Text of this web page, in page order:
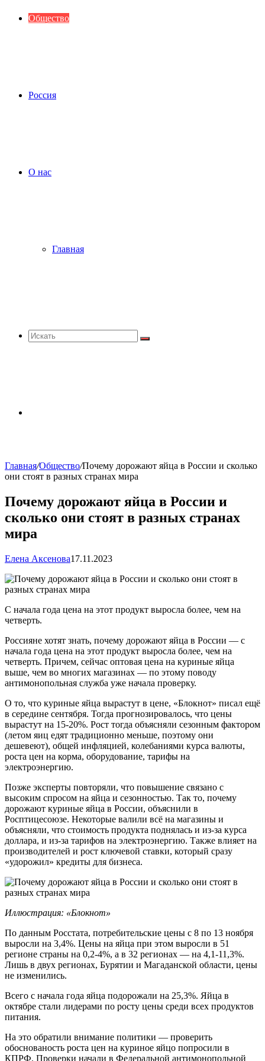
Общество
Россия
О нас
Главная
Искать
Главная/Общество/Почему дорожают яйца в России и сколько
они стоят в разных странах мира
Почему дорожают яйца в России и
сколько они стоят в разных странах
мира
Елена Аксенова17.11.2023
С начала года цена на этот продукт выросла более, чем на
четверть.
Россияне хотят знать, почему дорожают яйца в России — с
начала года цена на этот продукт выросла более, чем на
четверть. Причем, сейчас оптовая цена на куриные яйца
выше, чем во многих магазинах — по этому поводу
антимонопольная служба уже начала проверку.
О то, что куриные яйца вырастут в цене, «Блокнот» писал ещё
в середине сентября. Тогда прогнозировалось, что цены
вырастут на 15-20%. Рост тогда объясняли сезонным фактором
(летом яиц едят традиционно меньше, поэтому они
дешевеют), общей инфляцией, колебаниями курса валюты,
роста цен на корма, оборудование, тарифы на
электроэнергию.
Позже эксперты повторяли, что повышение связано с
высоким спросом на яйца и сезонностью. Так то, почему
дорожают куриные яйца в России, объяснили в
Росптицесоюзе. Некоторые валили всё на магазины и
объясняли, что стоимость продукта поднялась и из-за курса
доллара, и из-за тарифов на электроэнергию. Также влияет на
производителей и рост ключевой ставки, который сразу
«удорожил» кредиты для бизнеса.
Иллюстрация: «Блокнот»
По данным Росстата, потребительские цены с 8 по 13 ноября
выросли на 3,4%. Цены на яйца при этом выросли в 51
регионе страны на 0,2-4%, а в 32 регионах — на 4,1-11,3%.
Лишь в двух регионах, Бурятии и Магаданской области, цены
не изменились.
Всего с начала года яйца подорожали на 25,3%. Яйца в
октябре стали лидерами по росту цены среди всех продуктов
питания.
На это обратили внимание политики — проверить
обоснованость роста цен на куриное яйцо попросили в
КПРФ. Проверки начали в Федеральной антимонопольной